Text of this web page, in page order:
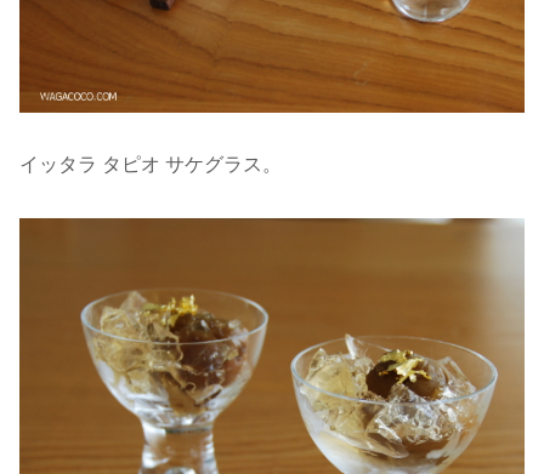
イッタラ タピオ サケグラス。